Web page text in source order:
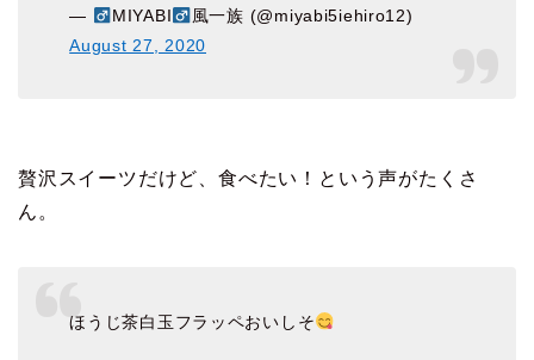
— MIYABI
風一族 (@miyabi5iehiro12)
August 27, 2020
贅沢スイーツだけど、食べたい！という声がたくさ
ん。
ほうじ茶白玉フラッペおいしそ